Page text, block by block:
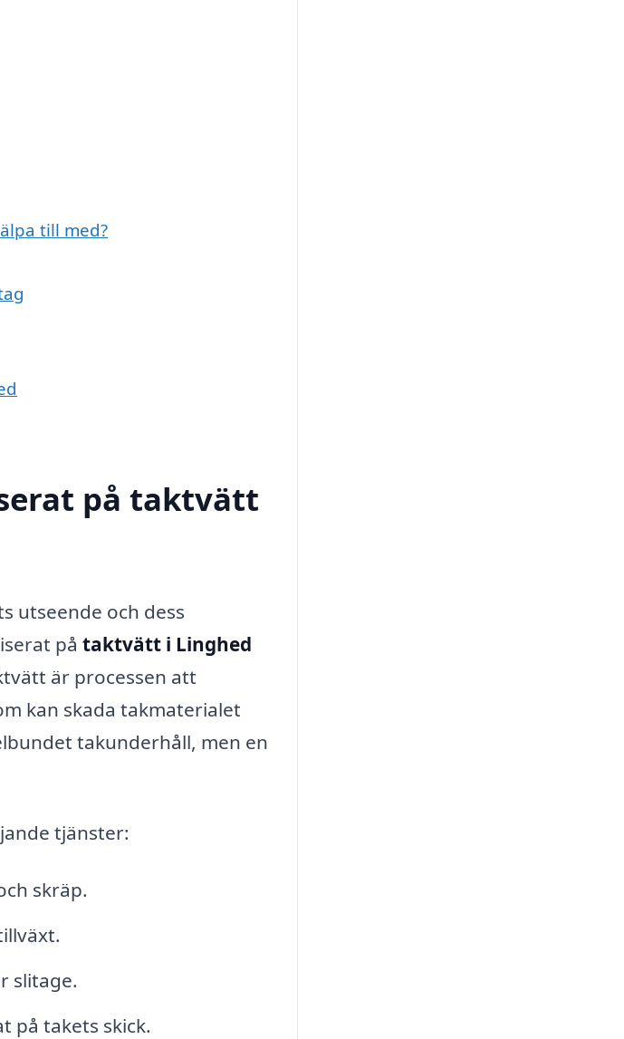
till med?
på taktvätt
utseende och dess
på taktvätt i Linghed
är processen att
kan skada takmaterialet
takunderhåll, men en
tjänster:
skräp.
slitage.
på takets skick.